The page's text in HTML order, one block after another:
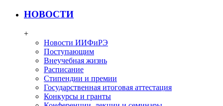
НОВОСТИ
+
Новости ИИФиРЭ
Поступающим
Внеучебная жизнь
Расписание
Стипендии и премии
Государственная итоговая аттестация
Конкурсы и гранты